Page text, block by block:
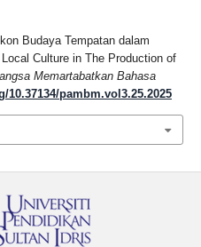
Budaya Tempatan dalam
Culture in The Production of
Memartabatkan Bahasa
10.37134/pambm.vol3.25.2025